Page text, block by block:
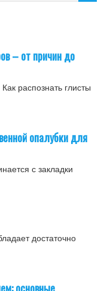
– от причин до
распознать глисты
опалубки для
с закладки
достаточно